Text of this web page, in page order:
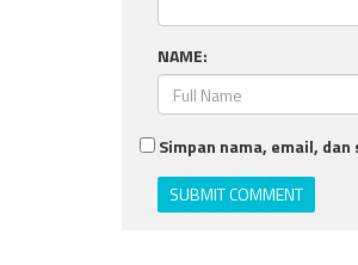
NAME:
Simpan nama, email,